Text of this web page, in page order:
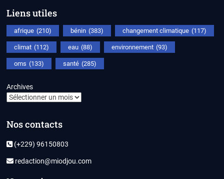
Liens utiles
afrique (210) bénin (383) changement climatique (117)
climat (112) eau (88) environnement (93)
oms (133) santé (285)
Archives
Nos contacts
(+229) 96150803
redaction@miodjou.com